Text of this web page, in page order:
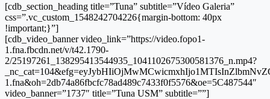
[cdb_section_heading title=”Tuna” subtitle=”Vídeo Galeria”
css=”.vc_custom_1548242704226{margin-bottom: 40px
!important;}”]
[cdb_video_banner video_link=”https://video.fopo1-
1.fna.fbcdn.net/v/t42.1790-
2/25197261_138295413544935_1041102675300581376_n.mp4?
1.fna&oh=2db74a86fbcfc78ad489c7433f0f5576&oe=5C487544″
video_banner=”1737″ title=”Tuna USM” subtitle=””]